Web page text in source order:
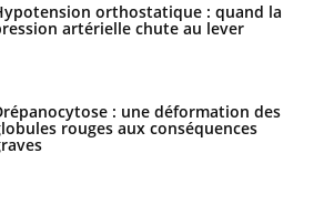
orthostatique : quand la
artérielle chute au lever
: une déformation des
rouges aux conséquences